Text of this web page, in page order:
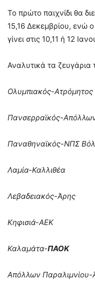
Το πρώτο παιχνίδι θα
15,16 Δεκεμβρίου, ενώ
γίνει στις 10,11 ή 12
Αναλυτικά τα
Ολυμπιακός-Ατρόμητος
Πανσερραϊκός-
Παναθηναϊκός-ΝΠΣ
Λαμία-Καλλιθέα
Λεβαδειακός-Άρης
Κηφισιά-ΑΕΚ
Καλαμάτα-ΠΑΟΚ
Απόλλων Παραλιμνίου-